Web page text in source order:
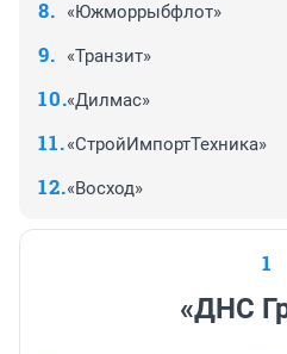
«Южморрыбфлот»
«Транзит»
«Дилмас»
«СтройИмпортТехника»
«Восход»
1
«ДНС